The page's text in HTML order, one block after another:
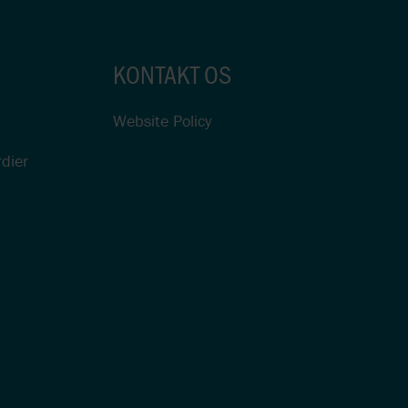
KONTAKT OS
Website Policy